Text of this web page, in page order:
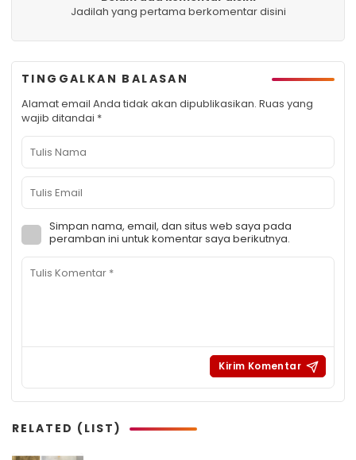
Jadilah yang pertama berkomentar disini
TINGGALKAN BALASAN
Alamat email Anda tidak akan dipublikasikan. Ruas yang
wajib ditandai *
Simpan nama, email, dan situs web saya pada
peramban ini untuk komentar saya berikutnya.
RELATED (LIST)